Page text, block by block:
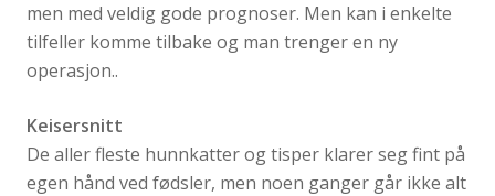
men med veldig gode prognoser. Men kan i enkelte
tilfeller komme tilbake og man trenger en ny
operasjon..
Keisersnitt
De aller fleste hunnkatter og tisper klarer seg fint på
egen hånd ved fødsler, men noen ganger går ikke alt